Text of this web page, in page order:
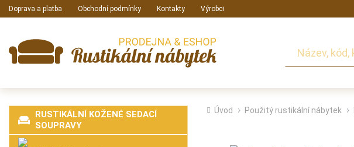
Doprava a platba Obchodní podmínky Kontakty Výrobci
Hledat
RUSTIKÁLNÍ KOŽENÉ SEDACÍ
SOUPRAVY
Úvod Použitý rustikální nábytek